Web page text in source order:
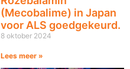
(Mecobalime) in Japan
voor ALS goedgekeurd.
8 oktober 2024
Lees meer »